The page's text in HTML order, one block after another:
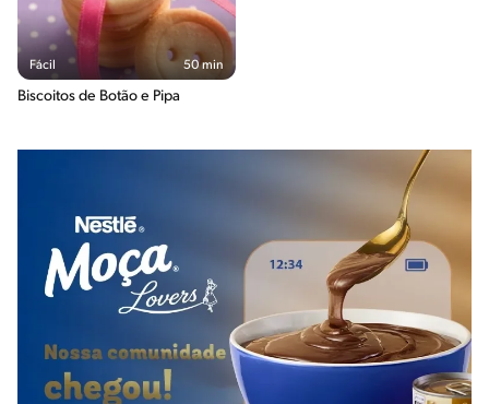
Fácil 50 min
Biscoitos de Botão e Pipa